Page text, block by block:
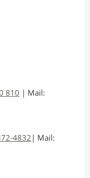
810 | Mail:
4832 | Mail: